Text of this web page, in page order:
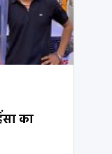
का